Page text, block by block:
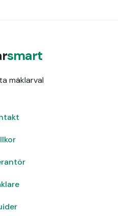
smart
mäklarval